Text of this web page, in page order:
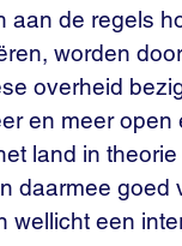
aan de regels
worden
overheid
en meer
land in
daarmee
wellicht een